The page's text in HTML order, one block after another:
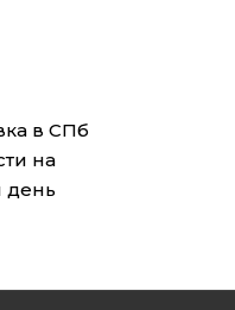
в СПб
на